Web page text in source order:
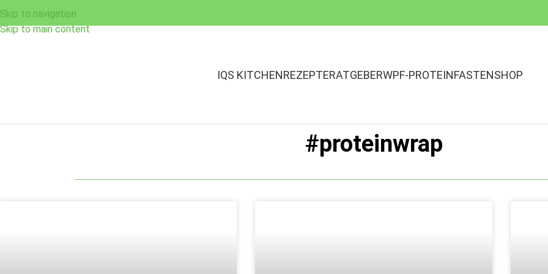
Skip to navigation
Skip to main content
IQS KITCHENREZEPTERATGEBERWPF-PROTEINFASTENSHOP
#proteinwrap